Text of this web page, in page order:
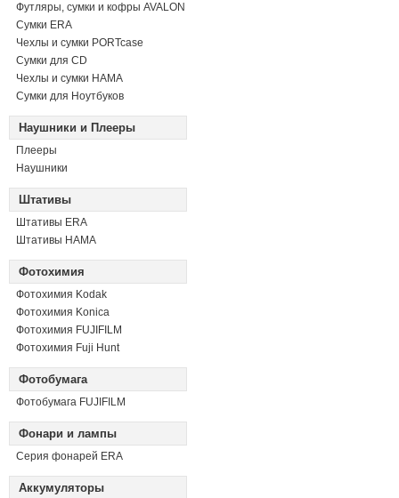
Футляры, сумки и кофры AVALON
Сумки ERA
Чехлы и сумки PORTcase
Сумки для CD
Чехлы и сумки HAMA
Сумки для Ноутбуков
Наушники и Плееры
Плееры
Наушники
Штативы
Штативы ERA
Штативы HAMA
Фотохимия
Фотохимия Kodak
Фотохимия Konica
Фотохимия FUJIFILM
Фотохимия Fuji Hunt
Фотобумага
Фотобумага FUJIFILM
Фонари и лампы
Серия фонарей ERA
Аккумуляторы